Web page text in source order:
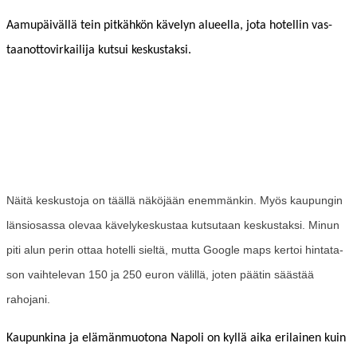
Aamupäiväl­lä tein pitkähkön käve­lyn alueel­la, jota hotellin vas­
taan­ot­tovirkail­i­ja kut­sui keskustaksi.
Näitä keskus­to­ja on tääl­lä näköjään enem­mänkin. Myös kaupun­gin
län­siosas­sa ole­vaa käve­lykeskus­taa kut­su­taan keskus­tak­si. Min­un
piti alun perin ottaa hotel­li sieltä, mut­ta Google maps ker­toi hin­tata­
son vai­htel­e­van 150 ja 250 euron välil­lä, joten päätin säästää
rahojani.
Kaupunk­i­na ja elämän­muo­tona Napoli on kyl­lä aika eri­lainen kuin